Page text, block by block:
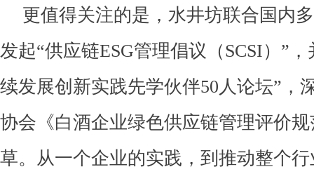
更值得关注的是，水井坊联合国内
发起“供应链ESG管理倡议（SCSI）”
续发展创新实践先学伙伴50人论坛”，
协会《白酒企业绿色供应链管理评价
草。从一个企业的实践，到推动整个